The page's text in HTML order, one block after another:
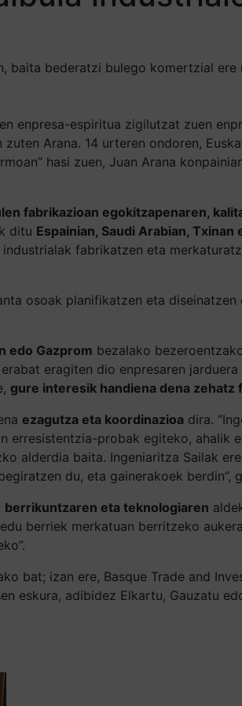
baita bederatzi bulego komertzial
enpresa-espiritua zigilutzat zuen
Arana. 14 urteren ondoren,
hasi zuen, Juan Arana
fabrikazioan egokitzapenaren,
ditu Espainian, Saudi Arabian, Txinan
industrialak fabrikatzen eta
osoak planifikatzen eta diseinatzen
edo Gazprom bezalako
eragiten dio enpresaren
gure interesik handiena dena zehatz
ezagutza eta koordinazioa dira.
erresistentzia-probak egiteko, ahalik
alderdia baita. Ingeniaritza Sailak
du, eta gainerakoek berdin”,
berrikuntzaren eta teknologiaren
berriek merkatuan berritzeko
bat; izan ere, Basque Trade and
eskura, adibidez Elkartu, Gauzatu